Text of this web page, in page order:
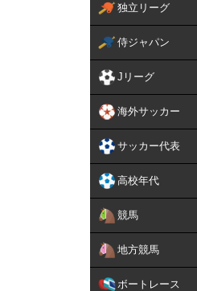
独立リーグ
侍ジャパン
Jリーグ
海外サッカー
サッカー代表
高校年代
競馬
地方競馬
ボートレース